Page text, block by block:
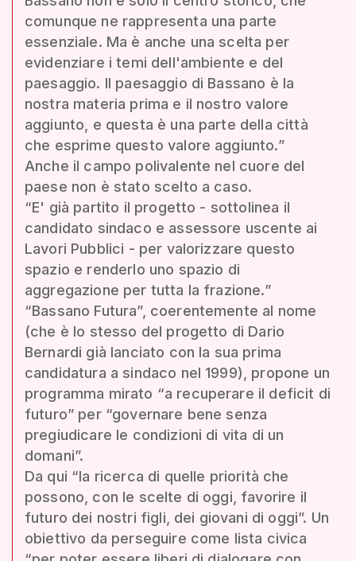
comunque ne rappresenta una parte
essenziale. Ma è anche una scelta per
evidenziare i temi dell'ambiente e del
paesaggio. Il paesaggio di Bassano è la
nostra materia prima e il nostro valore
aggiunto, e questa è una parte della città
che esprime questo valore aggiunto.”
Anche il campo polivalente nel cuore del
paese non è stato scelto a caso.
“E' già partito il progetto - sottolinea il
candidato sindaco e assessore uscente ai
Lavori Pubblici - per valorizzare questo
spazio e renderlo uno spazio di
aggregazione per tutta la frazione.”
“Bassano Futura”, coerentemente al nome
(che è lo stesso del progetto di Dario
Bernardi già lanciato con la sua prima
candidatura a sindaco nel 1999), propone un
programma mirato “a recuperare il deficit di
futuro” per “governare bene senza
pregiudicare le condizioni di vita di un
domani”.
Da qui “la ricerca di quelle priorità che
possono, con le scelte di oggi, favorire il
futuro dei nostri figli, dei giovani di oggi”. Un
obiettivo da perseguire come lista civica